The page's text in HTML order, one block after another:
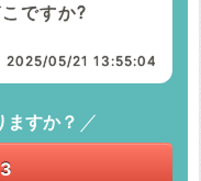
ですか?
2025/05/21 13:55:04
ますか？
3